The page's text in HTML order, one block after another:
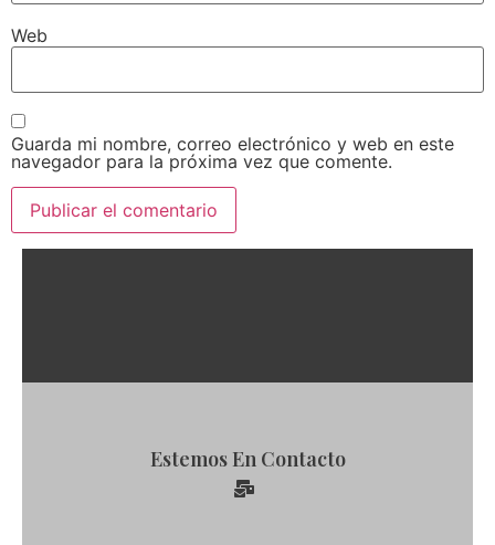
Web
Guarda mi nombre, correo electrónico y web en este
navegador para la próxima vez que comente.
Estemos En Contacto